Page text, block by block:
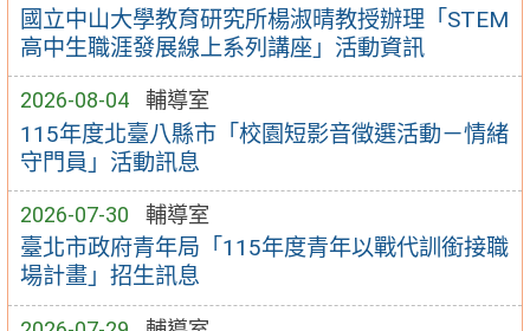
國立中山大學教育研究所楊淑晴教授辦理「STEM
高中生職涯發展線上系列講座」活動資訊
2026-08-04 輔導室
115年度北臺八縣市「校園短影音徵選活動－情緒
守門員」活動訊息
2026-07-30 輔導室
臺北市政府青年局「115年度青年以戰代訓銜接職
場計畫」招生訊息